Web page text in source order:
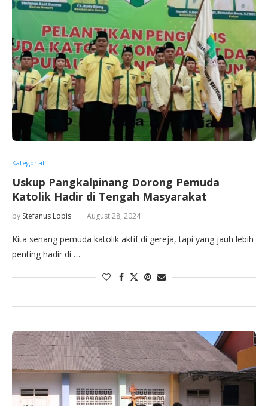
Kategorial
Uskup Pangkalpinang Dorong Pemuda
Katolik Hadir di Tengah Masyarakat
by Stefanus Lopis August 28, 2024
Kita senang pemuda katolik aktif di gereja, tapi yang jauh lebih
penting hadir di …